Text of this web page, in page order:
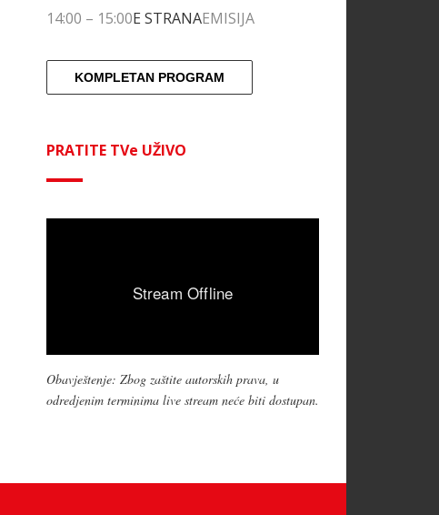
14:00 – 15:00E STRANAEMISIJA
KOMPLETAN PROGRAM
PRATITE TVe UŽIVO
Obavještenje: Zbog zaštite autorskih prava, u
odredjenim terminima live stream neće biti dostupan.